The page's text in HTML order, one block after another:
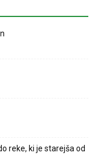
reke, ki je starejša od